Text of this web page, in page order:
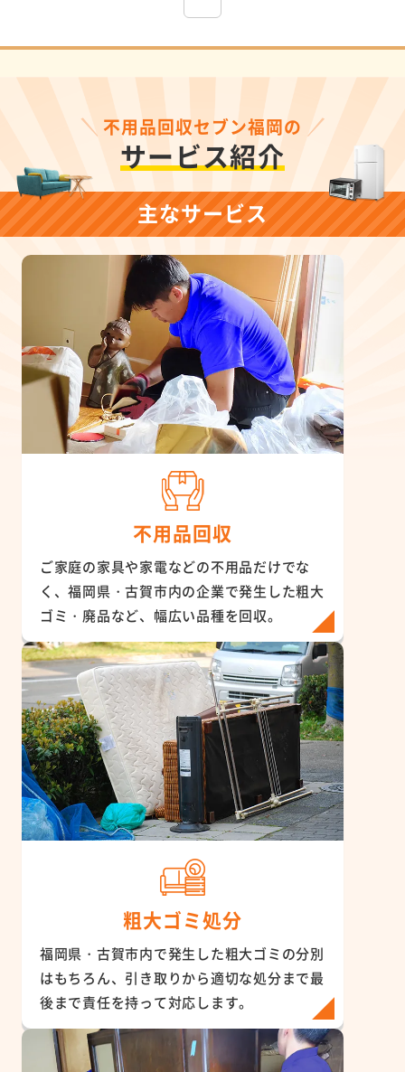
不用品回収セブン福岡の
サービス紹介
主なサービス
不用品回収
ご家庭の家具や家電などの不用品だけでな
く、福岡県・古賀市内の企業で発生した粗大
ゴミ・廃品など、幅広い品種を回収。
粗大ゴミ処分
福岡県・古賀市内で発生した粗大ゴミの分別
はもちろん、引き取りから適切な処分まで最
後まで責任を持って対応します。